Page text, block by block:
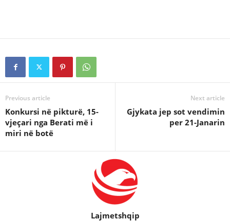
Previous article
Konkursi në pikturë, 15-
vjeçari nga Berati më i
miri në botë
Next article
Gjykata jep sot vendimin
per 21-Janarin
Lajmetshqip